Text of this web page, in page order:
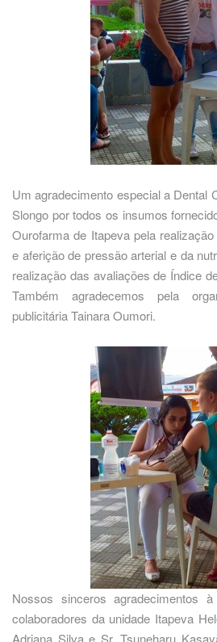
Um agradecimento especial a Dental
Slongo por todos os insumos
Ourofarma de Itapeva pela
e aferição de pressão arterial e da
realização das avaliações de Índice
Também agradecemos pela
publicitária Tainara Oumori.
Nossos sinceros agradecimentos
colaboradores da unidade Itapeva